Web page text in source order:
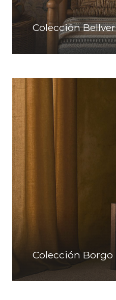
Colección Bellver
Colección Borgo